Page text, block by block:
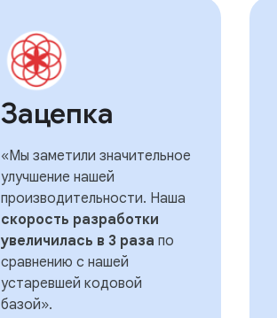
Зацепка
«Мы заметили значительное
улучшение нашей
производительности. Наша
скорость разработки
увеличилась в 3 раза по
сравнению с нашей
устаревшей кодовой
базой».